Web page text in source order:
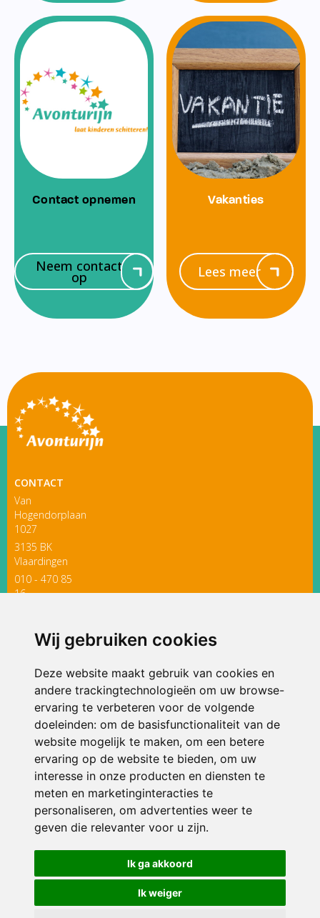
Wij gebruiken cookies
Deze website maakt gebruik van cookies en
andere trackingtechnologieën om uw browse-
ervaring te verbeteren voor de volgende
doeleinden: om de basisfunctionaliteit van de
website mogelijk te maken, om een betere
ervaring op de website te bieden, om uw
interesse in onze producten en diensten te
meten en marketinginteracties te
personaliseren, om advertenties weer te
geven die relevanter voor u zijn.
Ik ga akkoord
Ik weiger
Contact opnemen
Neem contact
op
Vakanties
Lees meer
CONTACT
Van
Hogendorplaan
1027
3135 BK
Vlaardingen
010 - 470 85
16
ONDERDEEL VAN
© 2026 Avonturijn | Alle rechten voorbehouden
Privacy policy|Disclaimer| Klachtenregeling|RSIN en Anbi
voorkeuren
Crealisatie The MindOffice